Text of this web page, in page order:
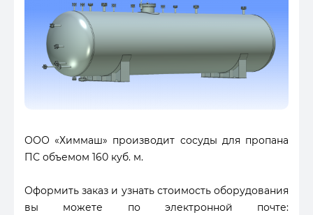
ООО «Химмаш» производит сосуды для пропана
ПС объемом 160 куб. м.
Оформить заказ и узнать стоимость оборудования
вы можете по электронной почте: